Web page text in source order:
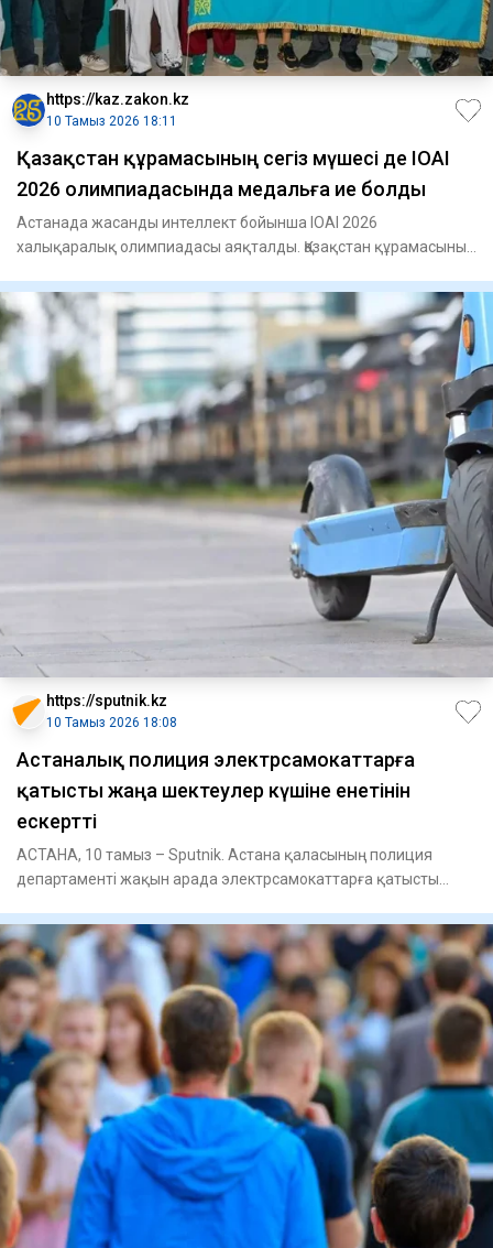
https://kaz.zakon.kz
10 Тамыз 2026 18:11
Қазақстан құрамасының сегіз мүшесі де IOAI
2026 олимпиадасында медальға ие болды
Астанада жасанды интеллект бойынша IOAI 2026
халықаралық олимпиадасы аяқталды. Қазақстан құрамасының
https://sputnik.kz
10 Тамыз 2026 18:08
Астаналық полиция электрсамокаттарға
қатысты жаңа шектеулер күшіне енетінін
ескертті
АСТАНА, 10 тамыз – Sputnik. Астана қаласының полиция
департаменті жақын арада электрсамокаттарға қатысты